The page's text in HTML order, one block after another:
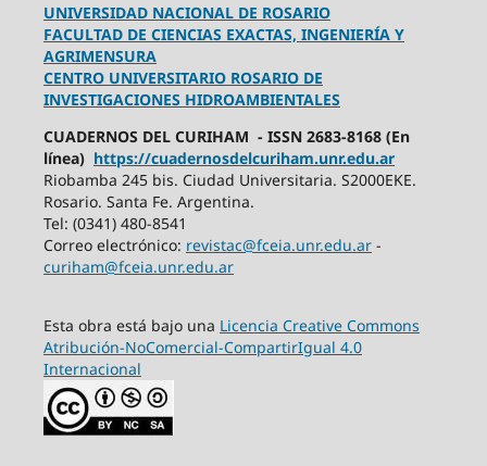
UNIVERSIDAD NACIONAL DE ROSARIO
FACULTAD DE CIENCIAS EXACTAS, INGENIERÍA Y
AGRIMENSURA
CENTRO UNIVERSITARIO ROSARIO DE
INVESTIGACIONES HIDROAMBIENTALES
CUADERNOS DEL CURIHAM - ISSN 2683-8168 (En
línea) https://cuadernosdelcuriham.unr.edu.ar
Riobamba 245 bis. Ciudad Universitaria. S2000EKE.
Rosario. Santa Fe. Argentina.
Tel: (0341) 480-8541
Correo electrónico: revistac@fceia.unr.edu.ar-
curiham@fceia.unr.edu.ar
Esta obra está bajo una Licencia Creative Commons
Atribución-NoComercial-CompartirIgual 4.0
Internacional